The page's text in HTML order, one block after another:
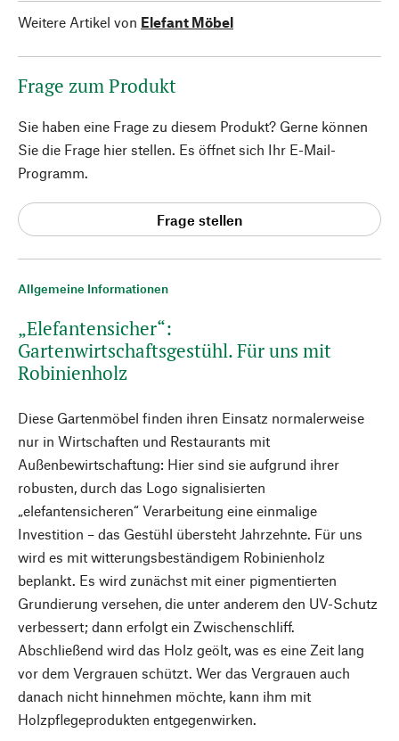
Allgemeine Informationen
„Elefantensicher“:
Gartenwirtschaftsgestühl. Für uns mit
Robinienholz
Diese Gartenmöbel finden ihren Einsatz normalerweise
nur in Wirtschaften und Restaurants mit
Außenbewirtschaftung: Hier sind sie aufgrund ihrer
robusten, durch das Logo signalisierten
„elefantensicheren“ Verarbeitung eine einmalige
Investition – das Gestühl übersteht Jahrzehnte. Für uns
wird es mit witterungsbeständigem Robinienholz
beplankt. Es wird zunächst mit einer pigmentierten
Grundierung versehen, die unter anderem den UV-Schutz
verbessert; dann erfolgt ein Zwischenschliff.
Abschließend wird das Holz geölt, was es eine Zeit lang
vor dem Vergrauen schützt. Wer das Vergrauen auch
danach nicht hinnehmen möchte, kann ihm mit
Holzpflegeprodukten entgegenwirken.
Weitere Artikel von Elefant Möbel
Frage zum Produkt
Sie haben eine Frage zu diesem Produkt? Gerne können
Sie die Frage hier stellen. Es öffnet sich Ihr E-Mail-
Programm.
Frage stellen